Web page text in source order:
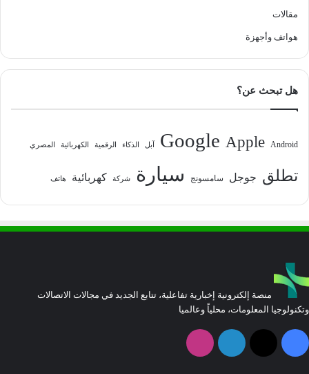
مقالات
هواتف وأجهزة
هل تبحث عن؟
Android
Apple
Google آبل الذكاء الرقمية الكهربائية المصري
تطلق جوجل سامسونج سيارة شركة كهربائية هاتف
منصة إلكترونية إخبارية تفاعلية، تتابع الجديد في مجالات الاتصالات
وتكنولوجيا المعلومات، محلياً وعالميا
فيسبوك
‫X لينكدإن انستقرام